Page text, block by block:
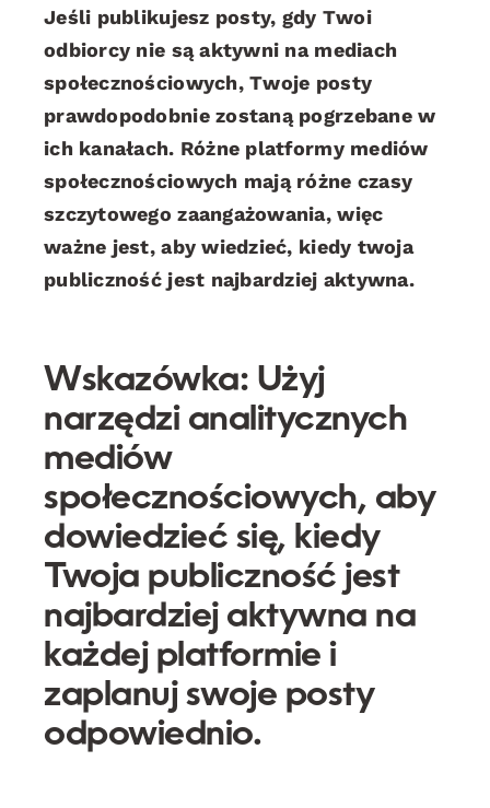
Jeśli publikujesz posty, gdy Twoi
odbiorcy nie są aktywni na mediach
społecznościowych, Twoje posty
prawdopodobnie zostaną pogrzebane w
ich kanałach. Różne platformy mediów
społecznościowych mają różne czasy
szczytowego zaangażowania, więc
ważne jest, aby wiedzieć, kiedy twoja
publiczność jest najbardziej aktywna.
Wskazówka: Użyj
narzędzi analitycznych
mediów
społecznościowych, aby
dowiedzieć się, kiedy
Twoja publiczność jest
najbardziej aktywna na
każdej platformie i
zaplanuj swoje posty
odpowiednio.